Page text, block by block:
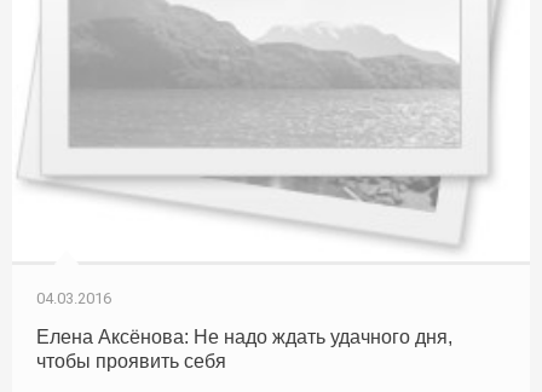
04.03.2016
Елена Аксёнова: Не надо ждать удачного дня,
чтобы проявить себя